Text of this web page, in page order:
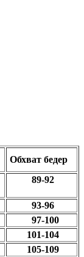
Обхват бедер
89-92
93-96
97-100
101-104
105-109